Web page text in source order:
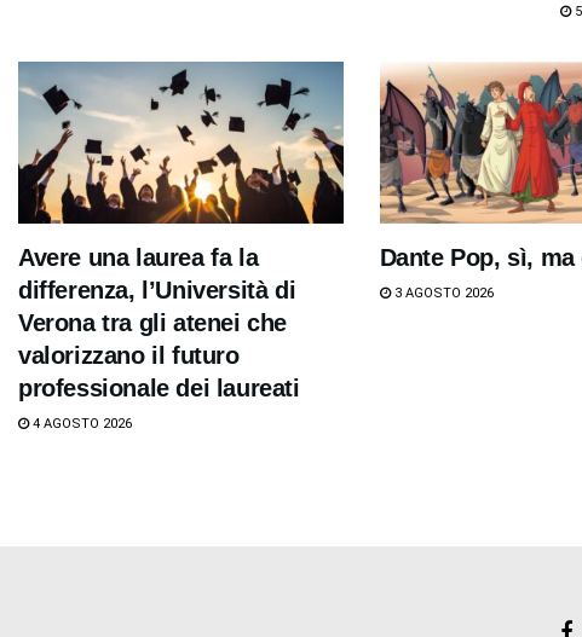
5
Avere una laurea fa la
differenza, l’Università di
Verona tra gli atenei che
valorizzano il futuro
professionale dei laureati
4 AGOSTO 2026
Dante Pop, sì,
3 AGOSTO 2026